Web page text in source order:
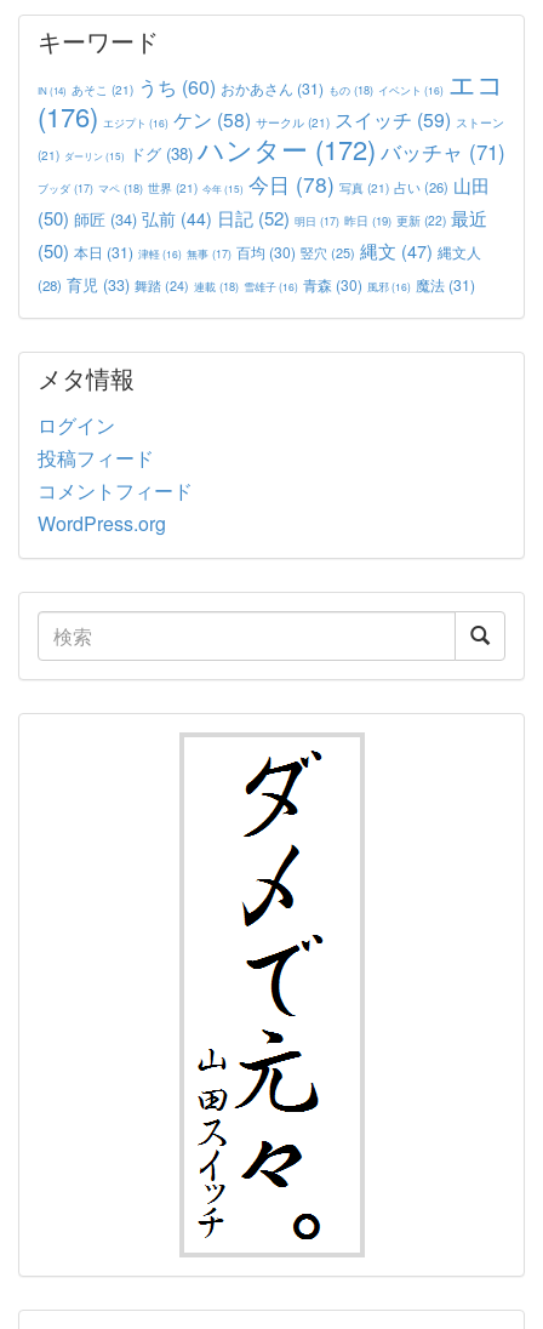
キーワード
IN(14) あそこ (21) うち (60) おかあさん (31) もの (18) イベント (16) エコ
(176) エジプト (16) ケン (58) サークル (21) スイッチ (59) ストーン
(21) ダーリン(15) ドグ (38) ハンター (172) バッチャ (71)
ブッダ (17) マペ (18) 世界 (21) 今年(15) 今日 (78) 写真 (21) 占い(26) 山田
(50) 師匠 (34) 弘前 (44) 日記 (52) 明日 (17) 昨日 (19) 更新 (22) 最近
(50) 本日 (31) 津軽(16) 無事 (17) 百均 (30) 竪穴 (25) 縄文 (47) 縄文人
(28) 育児 (33) 舞踏 (24) 連載 (18) 雪雄子(16) 青森 (30) 風邪(16) 魔法 (31)
メタ情報
ログイン
投稿フィード
コメントフィード
WordPress.org